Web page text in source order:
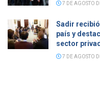
7 DE AGOSTO
Sadir
país y
sector
7 DE AGOSTO